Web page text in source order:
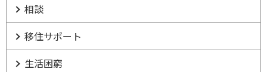
相談
移住サポート
生活困窮